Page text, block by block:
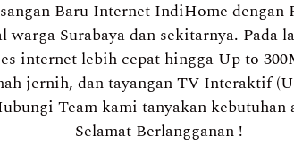
Baru Internet IndiHome
Surabaya dan sekitarnya. Pada
internet lebih cepat hingga Up to
jernih, dan tayangan TV Interaktif
Team kami tanyakan kebutuhan
Selamat Berlangganan !